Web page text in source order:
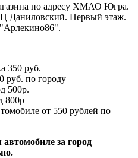
по адресу ХМАО Югра.
Даниловский. Первый этаж.
350 руб.
руб. по городу
500р.
800р
от 550 рублей по
за город